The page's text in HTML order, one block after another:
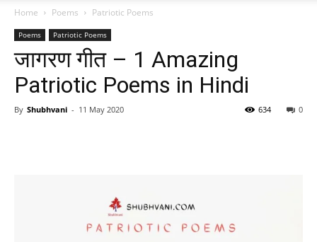
Home Poems Patriotic Poems
Poems Patriotic Poems
जागरण गीत – 1 Amazing
Patriotic Poems in Hindi
By Shubhvani - 11 May 2020 0
634